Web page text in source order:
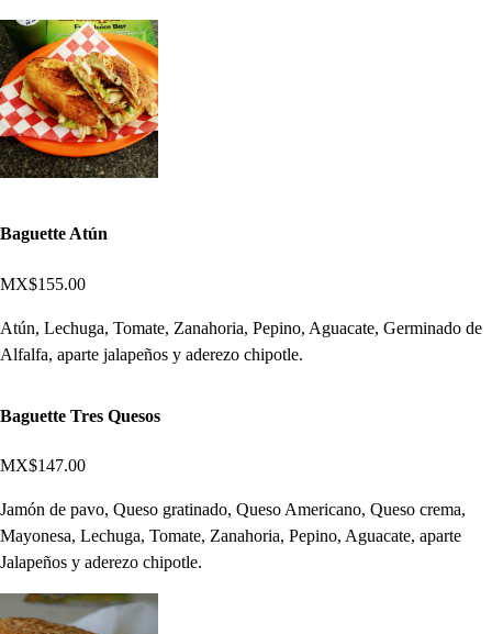
Baguette Atún
MX$155.00
Atún, Lechuga, Tomate, Zanahoria, Pepino, Aguacate, Germinado de
Alfalfa, aparte jalapeños y aderezo chipotle.
Baguette Tres Quesos
MX$147.00
Jamón de pavo, Queso gratinado, Queso Americano, Queso crema,
Mayonesa, Lechuga, Tomate, Zanahoria, Pepino, Aguacate, aparte
Jalapeños y aderezo chipotle.